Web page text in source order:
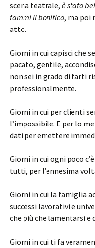
scena teatrale, è stato
fammi il bonifico, ma poi
atto.
Giorni in cui capisci che
pacato, gentile,
non sei in grado di farti
professionalmente.
Giorni in cui per clienti
l’impossibile. E per lo
dati per emettere
Giorni in cui ogni poco
tutti, per l’ennesima
Giorni in cui la famiglia
successi lavorativi e
che più che lamentarsi e
Giorni in cui ti fa